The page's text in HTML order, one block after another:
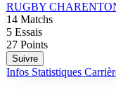
RUGBY
14 Matchs
5 Essais
27 Points
Suivre
Infos Statistiques